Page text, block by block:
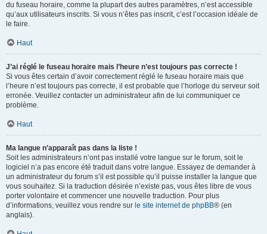
du fuseau horaire, comme la plupart des autres paramètres, n’est accessible
qu’aux utilisateurs inscrits. Si vous n’êtes pas inscrit, c’est l’occasion idéale de
le faire.
Haut
J’ai réglé le fuseau horaire mais l’heure n’est toujours pas correcte !
Si vous êtes certain d’avoir correctement réglé le fuseau horaire mais que
l’heure n’est toujours pas correcte, il est probable que l’horloge du serveur soit
erronée. Veuillez contacter un administrateur afin de lui communiquer ce
problème.
Haut
Ma langue n’apparaît pas dans la liste !
Soit les administrateurs n’ont pas installé votre langue sur le forum, soit le
logiciel n’a pas encore été traduit dans votre langue. Essayez de demander à
un administrateur du forum s’il est possible qu’il puisse installer la langue que
vous souhaitez. Si la traduction désirée n’existe pas, vous êtes libre de vous
porter volontaire et commencer une nouvelle traduction. Pour plus
d’informations, veuillez vous rendre sur le site internet de phpBB® (en
anglais).